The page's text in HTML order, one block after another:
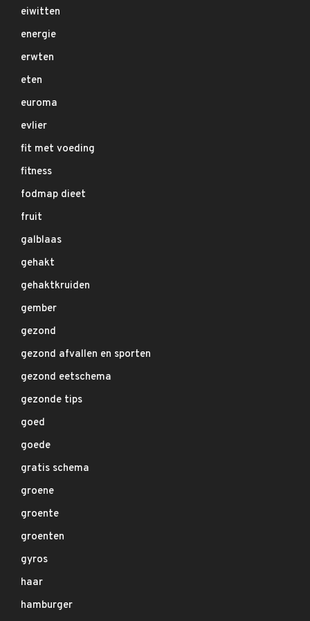
eiwitten
energie
erwten
eten
euroma
evlier
fit met voeding
fitness
fodmap dieet
fruit
galblaas
gehakt
gehaktkruiden
gember
gezond
gezond afvallen en sporten
gezond eetschema
gezonde tips
goed
goede
gratis schema
groene
groente
groenten
gyros
haar
hamburger